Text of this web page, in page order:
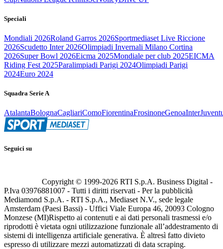
Speciali
Mondiali 2026Roland Garros 2026Sportmediaset Live Riccione
2026Scudetto Inter 2026Olimpiadi Invernali Milano Cortina
2026Super Bowl 2026Eicma 2025Mondiale per club 2025EICMA
Riding Fest 2025Paralimpiadi Parigi 2024Olimpiadi Parigi
2024Euro 2024
Squadra Serie A
AtalantaBolognaCagliariComoFiorentinaFrosinoneGenoaInter
Seguici su
Copyright © 1999-2026 RTI S.p.A. Business Digital -
P.Iva 03976881007 - Tutti i diritti riservati - Per la pubblicità
Mediamond S.p.A. - RTI S.p.A., Mediaset N.V., sede legale
Amsterdam (Paesi Bassi) - Uffici Viale Europa 46, 20093 Cologno
Monzese (MI)Rispetto ai contenuti e ai dati personali trasmessi e/o
riprodotti è vietata ogni utilizzazione funzionale all’addestramento di
sistemi di intelligenza artificiale generativa. È altresì fatto divieto
espresso di utilizzare mezzi automatizzati di data scraping.